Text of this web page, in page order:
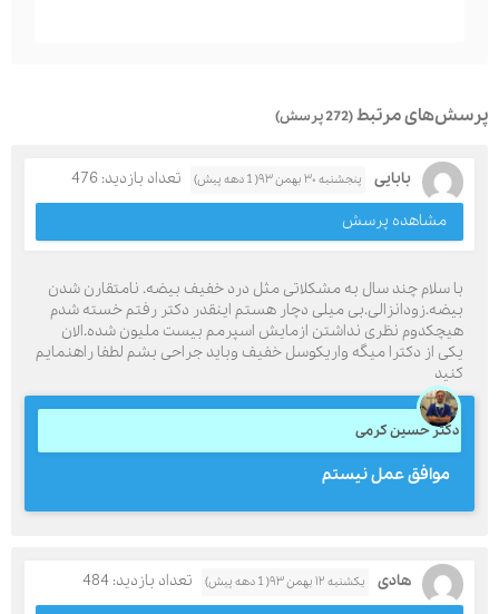
پرسش‌های مرتبط(272 پرسش)
بابایی پنجشنبه ۳۰ بهمن ۹۳( 1 دهه پیش)
تعداد بازدید: 476
مشاهده پرسش
با سلام چند سال به مشکلاتی مثل درد خفیف بیضه. نامتقارن شدن
بیضه.زودانزالی.بی میلی دچار هستم اینقدر دکتر رفتم خسته شدم
هیچکدوم نظری نداشتن ازمایش اسپرمم بیست ملیون شده.الان
یکی از دکترا میگه واریکوسل خفیف وباید جراحی بشم لطفا راهنمایم
کنید
دکتر حسین کرمی
موافق عمل نیستم
هادی یکشنبه ۱۲ بهمن ۹۳( 1 دهه پیش)
تعداد بازدید: 484